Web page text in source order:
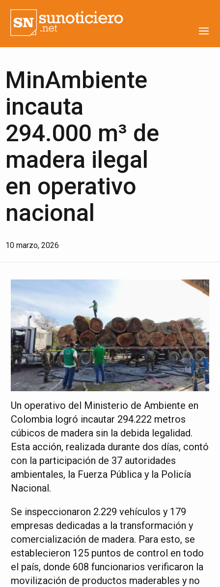
MinAmbiente
incauta
294.000 m³ de
madera ilegal
en operativo
nacional
10 marzo, 2026
Un operativo del Ministerio de Ambiente en
Colombia logró incautar 294.222 metros
cúbicos de madera sin la debida legalidad.
Esta acción, realizada durante dos días, contó
con la participación de 37 autoridades
ambientales, la Fuerza Pública y la Policía
Nacional.
Se inspeccionaron 2.229 vehículos y 179
empresas dedicadas a la transformación y
comercialización de madera. Para esto, se
establecieron 125 puntos de control en todo
el país, donde 608 funcionarios verificaron la
movilización de productos maderables y no